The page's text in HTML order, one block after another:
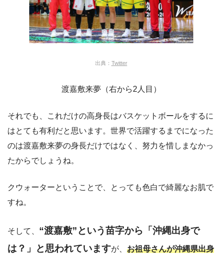
出典： Twitter
渡嘉敷来夢（右から2人目）
それでも、これだけの高身長はバスケットボールをするに
はとても有利だと思います。世界で活躍するまでになった
のは渡嘉敷来夢の身長だけではなく、努力を惜しまなかっ
たからでしょうね。
クウォーターということで、とっても色白で綺麗なお肌で
すね。
そして、 “渡嘉敷”という苗字から「沖縄出身で
は？」と思われていますが、 お祖母さんが沖縄県出身